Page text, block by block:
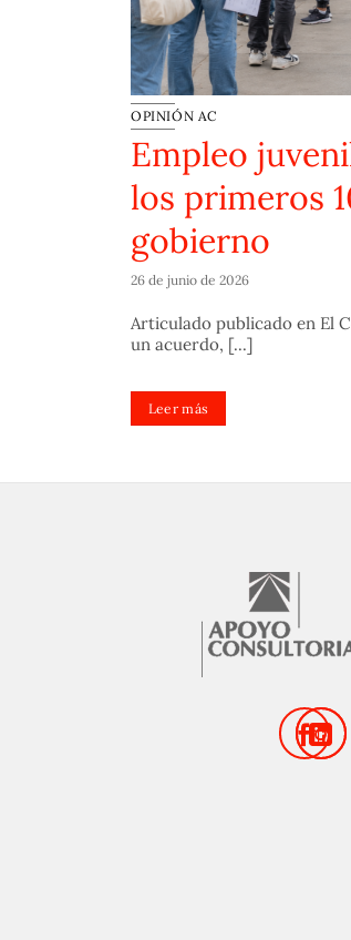
OPINIÓN AC
Empleo
los primeros
gobierno
26 de junio de 2026
Articulado publicado en El
un acuerdo, [...]
Leer más